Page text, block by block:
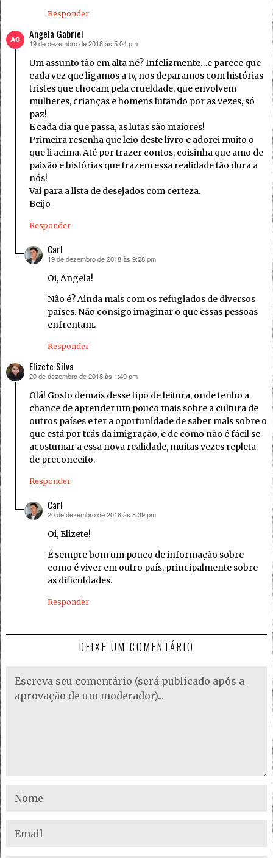
Responder
Angela Gabriel
disse:
19 de dezembro de 2018 às 5:04 pm
Um assunto tão em alta né? Infelizmente…e parece que
cada vez que ligamos a tv, nos deparamos com histórias
tristes que chocam pela crueldade, que envolvem
mulheres, crianças e homens lutando por as vezes, só
paz!
E cada dia que passa, as lutas são maiores!
Primeira resenha que leio deste livro e adorei muito o
que li acima. Até por trazer contos, coisinha que amo de
paixão e histórias que trazem essa realidade tão dura a
nós!
Vai para a lista de desejados com certeza.
Beijo
Responder
Carl
disse:
19 de dezembro de 2018 às 9:28 pm
Oi, Angela!
Não é? Ainda mais com os refugiados de diversos
países. Não consigo imaginar o que essas pessoas
enfrentam.
Responder
Elizete Silva
disse:
20 de dezembro de 2018 às 1:49 pm
Olá! Gosto demais desse tipo de leitura, onde tenho a
chance de aprender um pouco mais sobre a cultura de
outros países e ter a oportunidade de saber mais sobre o
que está por trás da imigração, e de como não é fácil se
acostumar a essa nova realidade, muitas vezes repleta
de preconceito.
Responder
Carl
disse:
20 de dezembro de 2018 às 8:39 pm
Oi, Elizete!
É sempre bom um pouco de informação sobre
como é viver em outro país, principalmente sobre
as dificuldades.
Responder
DEIXE UM COMENTÁRIO